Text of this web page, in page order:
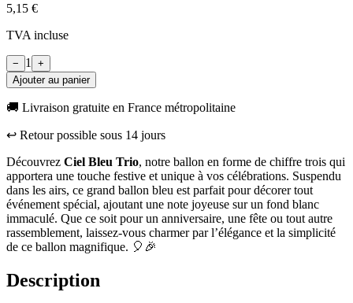
5,15 €
TVA incluse
− 1
+
Ajouter au panier
🚚 Livraison gratuite en France métropolitaine
↩︎ Retour possible sous 14 jours
Découvrez Ciel Bleu Trio, notre ballon en forme de chiffre trois qui
apportera une touche festive et unique à vos célébrations. Suspendu
dans les airs, ce grand ballon bleu est parfait pour décorer tout
événement spécial, ajoutant une note joyeuse sur un fond blanc
immaculé. Que ce soit pour un anniversaire, une fête ou tout autre
rassemblement, laissez-vous charmer par l’élégance et la simplicité
de ce ballon magnifique. 🎈🎉
Description